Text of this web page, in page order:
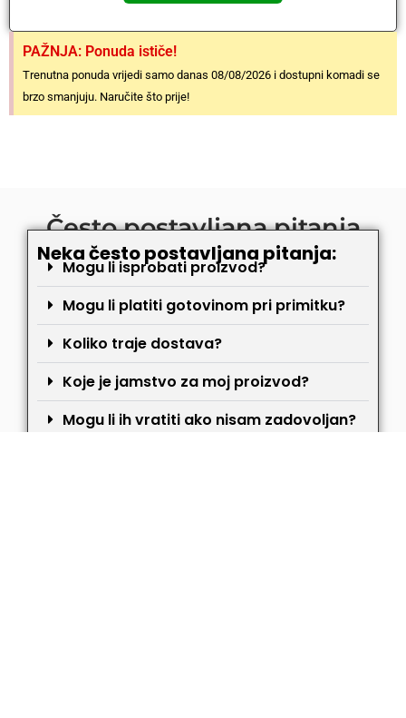
PAŽNJA: Ponuda ističe!
Trenutna ponuda vrijedi samo danas 08/08/2026 i dostupni komadi se
brzo smanjuju. Naručite što prije!
Često postavljana pitanja
Neka često postavljana pitanja:
Mogu li isprobati proizvod?
Mogu li platiti gotovinom pri primitku?
Koliko traje dostava?
Koje je jamstvo za moj proizvod?
Mogu li ih vratiti ako nisam zadovoljan?